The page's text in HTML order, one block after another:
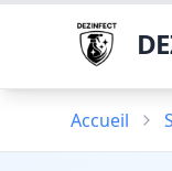
Accueil